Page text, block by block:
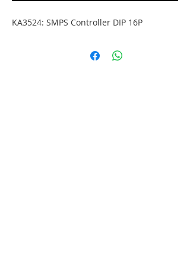
KA3524: SMPS Controller DIP 16P